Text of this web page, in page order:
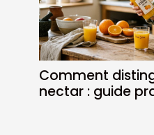
Comment
nectar : guide